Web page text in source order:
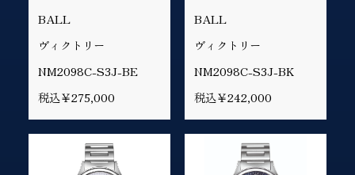
BALL
ヴィクトリー
NM2098C-S3J-BE
税込￥275,000
BALL
ヴィクトリー
NM2098C-S3J-BK
税込￥242,000